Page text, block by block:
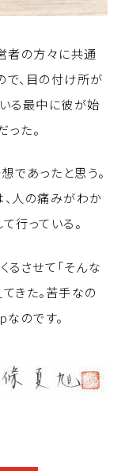
者の方々に共通
で、目の付け所が
る最中に彼が始
た。
であったと思う。
、人の痛みがわか
行っている。
るさせて「そんな
きた。苦手なの
なのです。